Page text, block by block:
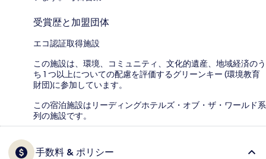
受賞歴と加盟団体
エコ認証取得施設
この施設は、環境、コミュニティ、文化的遺産、地域経済のう
ち 1 つ以上についての配慮を評価するグリーンキー (環境教育
財団)に参加しています。
この宿泊施設はリーディングホテルズ・オブ・ザ・ワールド系
列の施設です。
手数料 & ポリシー